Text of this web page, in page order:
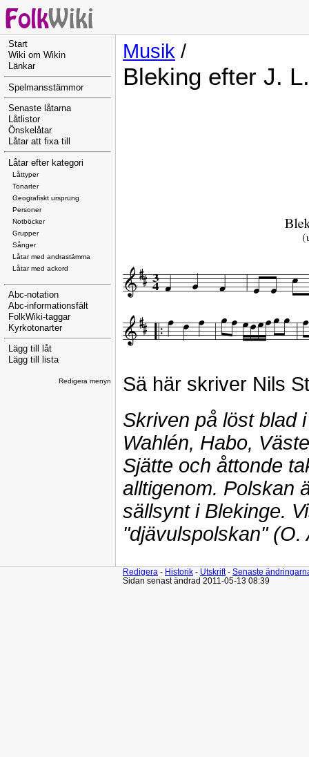
Start
Wiki om Wikin
Länkar
Spelmansstämmor
Senaste låtarna
Låtlistor
Önskelåtar
Låtar att fixa till
Låtar efter kategori
Låttyper
Tonarter
Geografiskt ursprung
Personer
Notböcker
Grupper
Sånger
Låtar med andrastämma
Låtar med ackord
Abc-notation
Abc-informationsfält
FolkWiki-taggar
Kyrkotonarter
Lägg till låt
Lägg till lista
Redigera menyn
Musik /
Bleking efter J.
Sä här skriver Nils
Skriven på löst blad
Wahlén, Habo,
Sjätte och åttonde
alltigenom. Polskan
sällsynt i Blekinge.
"djävulspolskan"
Redigera - Historik - Utskrift- Senaste
Sidan senast ändrad 2011-05-13 08:39